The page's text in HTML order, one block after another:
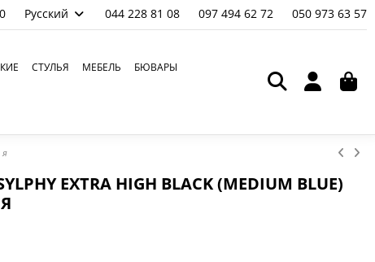
0 Русский 044 228 81 08 097 494 62 72 050 973 63 57
СТУЛЬЯ МЕБЕЛЬ БЮВАРЫ
EXTRA HIGH BLACK (MEDIUM BLUE)